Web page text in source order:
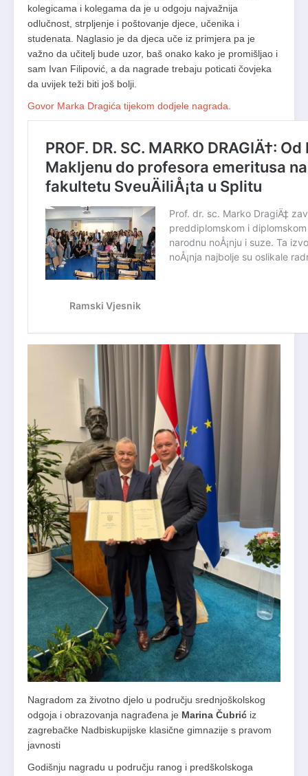
kolegicama i kolegama da je u odgoju najvažnija
odlučnost, strpljenje i poštovanje djece, učenika i
studenata. Naglasio je da djeca uče iz primjera pa je
važno da učitelj bude uzor, baš onako kako je promišljao i
sam Ivan Filipović, a da nagrade trebaju poticati čovjeka
da uvijek teži biti još bolji.
Govor Marka Dragića tijekom dodjele nagrada.
Nagradom za životno djelo u području srednjoškolskog
odgoja i obrazovanja nagrađena je Marina Čubrić iz
zagrebačke Nadbiskupijske klasične gimnazije s pravom
javnosti
Godišnju nagradu u području ranog i predškolskoga